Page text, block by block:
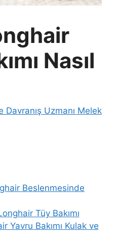
Nasıl
Davranış Uzmanı Melek
Beslenmesinde
Tüy Bakımı
Yavru Bakımı Kulak ve